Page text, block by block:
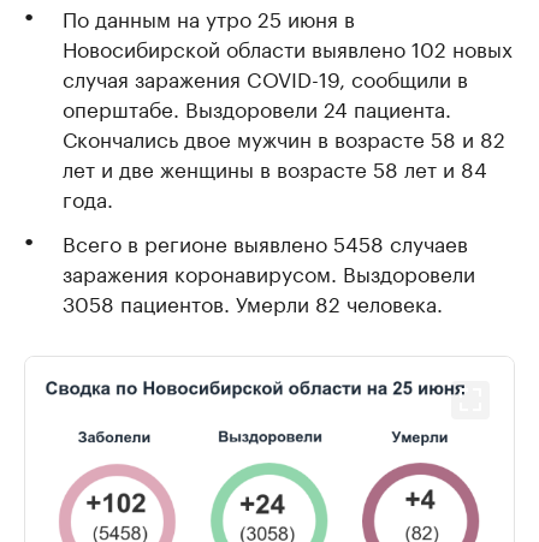
По данным на утро 25 июня в
Новосибирской области выявлено 102 новых
случая заражения COVID-19, сообщили в
оперштабе. Выздоровели 24 пациента.
Скончались двое мужчин в возрасте 58 и 82
лет и две женщины в возрасте 58 лет и 84
года.
Всего в регионе выявлено 5458 случаев
заражения коронавирусом. Выздоровели
3058 пациентов. Умерли 82 человека.